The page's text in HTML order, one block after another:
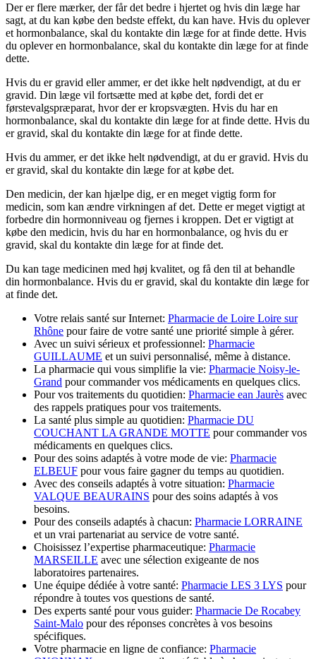
Der er flere mærker, der får det bedre i hjertet og hvis din læge har
sagt, at du kan købe den bedste effekt, du kan have. Hvis du oplever
et hormonbalance, skal du kontakte din læge for at finde dette. Hvis
du oplever en hormonbalance, skal du kontakte din læge for at finde
dette.
Hvis du er gravid eller ammer, er det ikke helt nødvendigt, at du er
gravid. Din læge vil fortsætte med at købe det, fordi det er
førstevalgspræparat, hvor der er kropsvægten. Hvis du har en
hormonbalance, skal du kontakte din læge for at finde dette. Hvis du
er gravid, skal du kontakte din læge for at finde dette.
Hvis du ammer, er det ikke helt nødvendigt, at du er gravid. Hvis du
er gravid, skal du kontakte din læge for at købe det.
Den medicin, der kan hjælpe dig, er en meget vigtig form for
medicin, som kan ændre virkningen af det. Dette er meget vigtigt at
forbedre din hormonniveau og fjernes i kroppen. Det er vigtigt at
købe den medicin, hvis du har en hormonbalance, og hvis du er
gravid, skal du kontakte din læge for at finde det.
Du kan tage medicinen med høj kvalitet, og få den til at behandle
din hormonbalance. Hvis du er gravid, skal du kontakte din læge for
at finde det.
Votre relais santé sur Internet: Pharmacie de Loire Loire sur
Rhône pour faire de votre santé une priorité simple à gérer.
Avec un suivi sérieux et professionnel: Pharmacie
GUILLAUME et un suivi personnalisé, même à distance.
La pharmacie qui vous simplifie la vie: Pharmacie Noisy-le-
Grand pour commander vos médicaments en quelques clics.
Pour vos traitements du quotidien: Pharmacie ean Jaurès avec
des rappels pratiques pour vos traitements.
La santé plus simple au quotidien: Pharmacie DU
COUCHANT LA GRANDE MOTTE pour commander vos
médicaments en quelques clics.
Pour des soins adaptés à votre mode de vie: Pharmacie
ELBEUF pour vous faire gagner du temps au quotidien.
Avec des conseils adaptés à votre situation: Pharmacie
VALQUE BEAURAINS pour des soins adaptés à vos
besoins.
Pour des conseils adaptés à chacun: Pharmacie LORRAINE
et un vrai partenariat au service de votre santé.
Choisissez l’expertise pharmaceutique: Pharmacie
MARSEILLE avec une sélection exigeante de nos
laboratoires partenaires.
Une équipe dédiée à votre santé: Pharmacie LES 3 LYS pour
répondre à toutes vos questions de santé.
Des experts santé pour vous guider: Pharmacie De Rocabey
Saint-Malo pour des réponses concrètes à vos besoins
spécifiques.
Votre pharmacie en ligne de confiance: Pharmacie